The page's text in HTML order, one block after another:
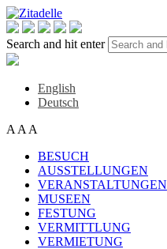
Search and hit enter
English
Deutsch
A A A
BESUCH
AUSSTELLUNGEN
VERANSTALTUNGEN
MUSEEN
FESTUNG
VERMITTLUNG
VERMIETUNG